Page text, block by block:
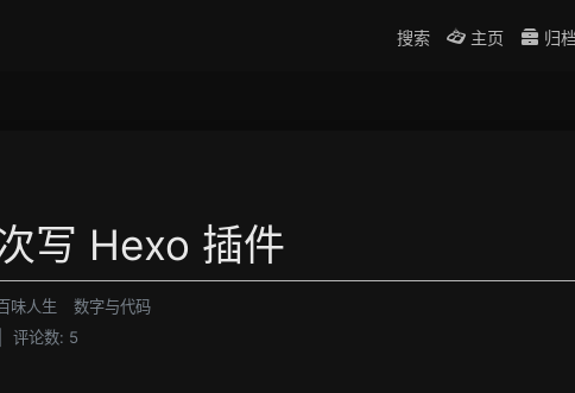
搜索 主页 归档
写 Hexo 插件
味人生
数字与代码
评论数: 5